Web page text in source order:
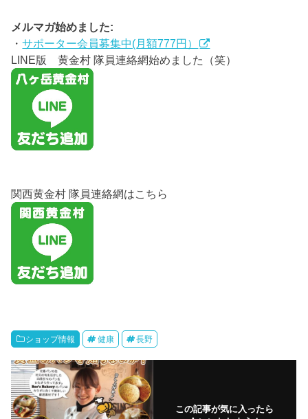
メルマガ始めました:
・サポーター会員募集中(月額777円）
LINE版 黄金村 隊員連絡網始めました（笑）
関西黄金村 隊員連絡網はこちら
ショップ情報 健康 長野
この記事が気に入ったら